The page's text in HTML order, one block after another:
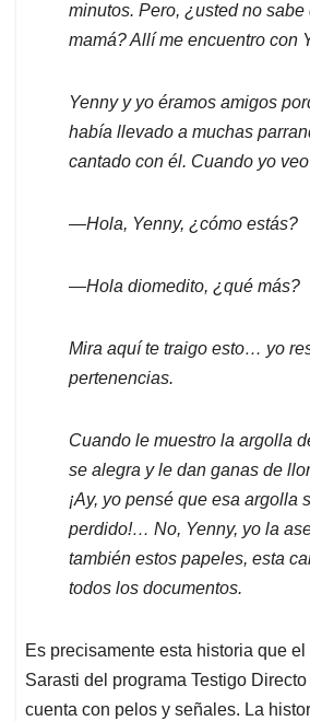
minutos. Pero, ¿usted no sabe
mamá? Allí me encuentro con
Yenny y yo éramos amigos
había llevado a muchas
cantado con él. Cuando yo
—Hola, Yenny, ¿cómo estás?
—Hola diomedito, ¿qué más?
Mira aquí te traigo esto… yo
pertenencias.
Cuando le muestro la argolla
se alegra y le dan ganas de
¡Ay, yo pensé que esa argolla
perdido!… No, Yenny, yo la
también estos papeles, esta
todos los documentos.
Es precisamente esta historia que
Sarasti del programa Testigo
cuenta con pelos y señales. La